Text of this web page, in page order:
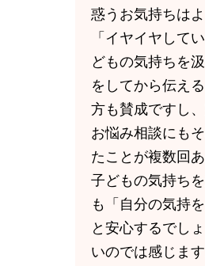
惑うお気持ちは
「イヤイヤして
どもの気持ちを
をしてから伝え
方も賛成ですし
お悩み相談にも
たことが複数回あ
子どもの気持ち
も「自分の気持
と安心するでし
いのでは感じます